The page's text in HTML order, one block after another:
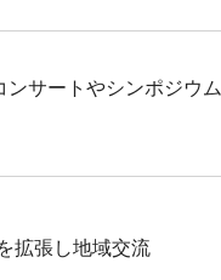
サートやシンポジウム
拡張し地域交流